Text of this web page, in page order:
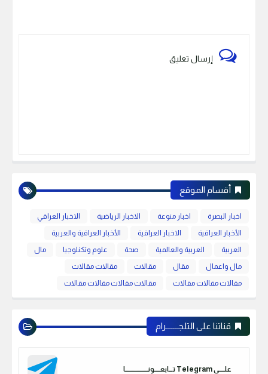
إرسال تعليق
أقسام الموقع
اخبار البصرة اخبار منوعة الاخبار الرياضية
الاخبار العراقي
الأخبار العراقية
الاخبار العراقية
الأخبار العراقية والعربية
العربية
العربية والعالمية صحة علوم وتكنلوجيا
مال
مال واعمال
مقال مقالات
مقالات مقالات
مقالات مقالات مقالات
مقالات مقالات مقالات مقالات
قناتنا على التلجـــــــرام
علـــــى Telegram تـــابعـــــونـــــــــــــــــــا